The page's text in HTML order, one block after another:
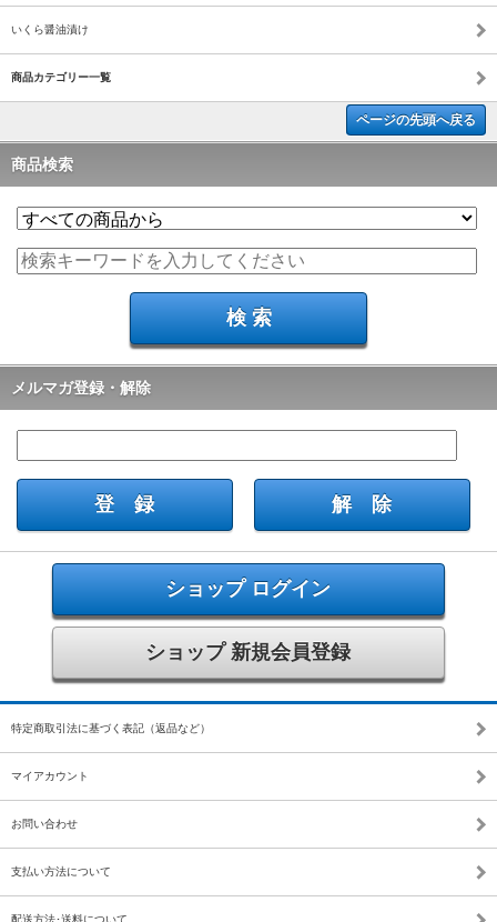
いくら醤油漬け
商品カテゴリー一覧
ページの先頭へ戻る
商品検索
メルマガ登録・解除
ショップ ログイン
ショップ 新規会員登録
特定商取引法に基づく表記（返品など）
マイアカウント
お問い合わせ
支払い方法について
配送方法･送料について